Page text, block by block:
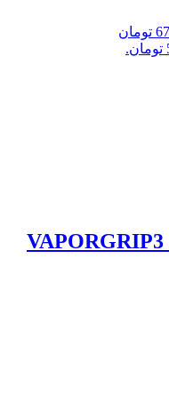
قیمت اصلی: 670,000 تومان